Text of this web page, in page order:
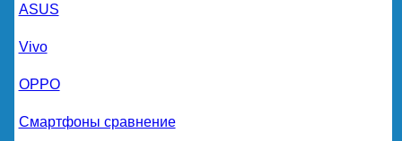
ASUS
Vivo
OPPO
Смартфоны сравнение